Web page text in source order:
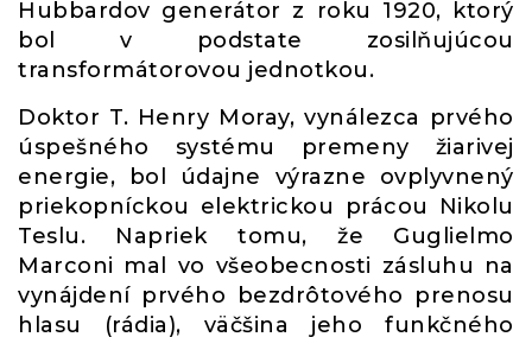
Hubbardov generátor z roku 1920, ktorý
bol v podstate zosilňujúcou
transformátorovou jednotkou.
Doktor T. Henry Moray, vynálezca prvého
úspešného systému premeny žiarivej
energie, bol údajne výrazne ovplyvnený
priekopníckou elektrickou prácou Nikolu
Teslu. Napriek tomu, že Guglielmo
Marconi mal vo všeobecnosti zásluhu na
vynájdení prvého bezdrôtového prenosu
hlasu (rádia), väčšina jeho funkčného